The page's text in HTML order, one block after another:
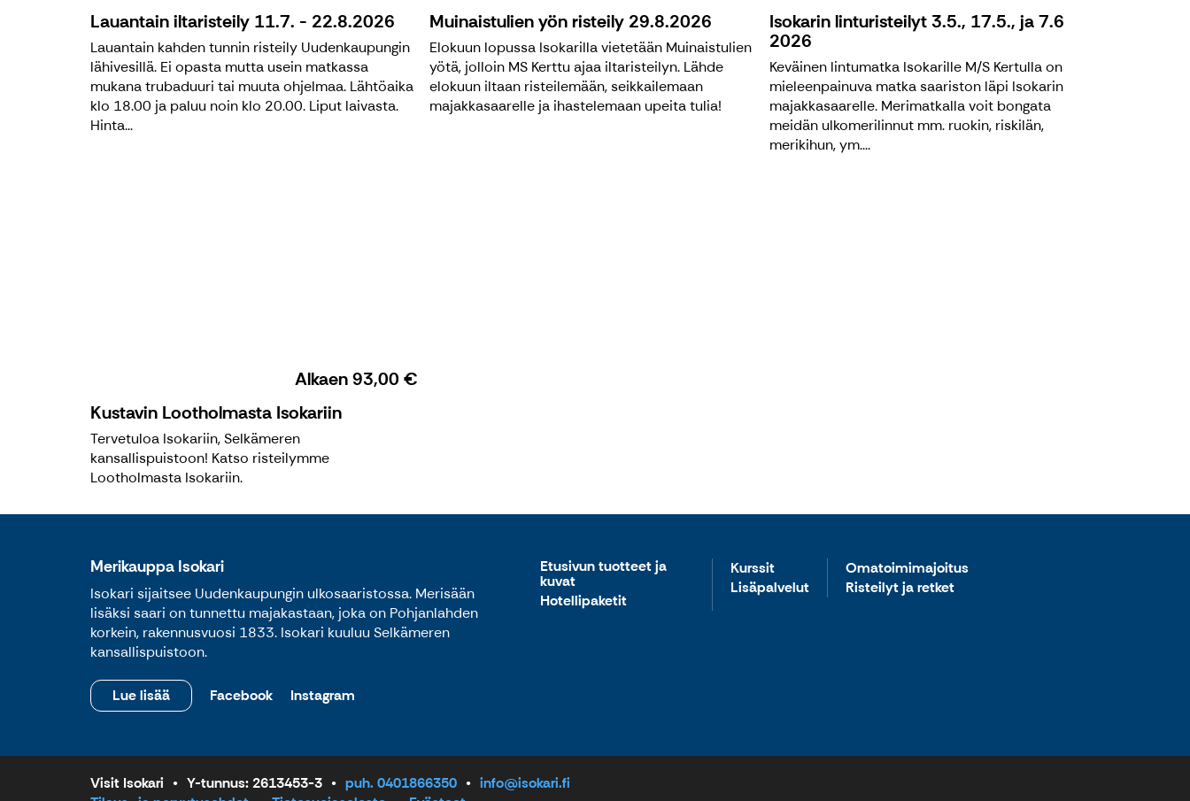
Lauantain iltaristeily 11.7. - 22.8.2026
Lauantain kahden tunnin risteily Uudenkaupungin
lähivesillä. Ei opasta mutta usein matkassa
mukana trubaduuri tai muuta ohjelmaa. Lähtöaika
klo 18.00 ja paluu noin klo 20.00. Liput laivasta.
Hinta...
Muinaistulien yön risteily 29.8.2026
Elokuun lopussa Isokarilla vietetään Muinaistulien
yötä, jolloin MS Kerttu ajaa iltaristeilyn. Lähde
elokuun iltaan risteilemään, seikkailemaan
majakkasaarelle ja ihastelemaan upeita tulia!
Isokarin linturisteilyt 3.5., 17.5., ja 7.6
2026
Keväinen lintumatka Isokarille M/S Kertulla on
mieleenpainuva matka saariston läpi Isokarin
majakkasaarelle. Merimatkalla voit bongata
meidän ulkomerilinnut mm. ruokin, riskilän,
merikihun, ym....
Alkaen93,00 €
Kustavin Lootholmasta Isokariin
Tervetuloa Isokariin, Selkämeren
kansallispuistoon! Katso risteilymme
Lootholmasta Isokariin.
Merikauppa Isokari
Isokari sijaitsee Uudenkaupungin ulkosaaristossa. Merisään
lisäksi saari on tunnettu majakastaan, joka on Pohjanlahden
korkein, rakennusvuosi 1833. Isokari kuuluu Selkämeren
kansallispuistoon.
Lue lisää Facebook Instagram
Etusivun tuotteet ja
kuvat
Hotellipaketit
Kurssit
Lisäpalvelut
Omatoimimajoitus
Risteilyt ja retket
Visit Isokari Y-tunnus: 2613453-3 puh. 0401866350
info@isokari.fi